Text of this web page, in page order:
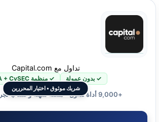
شريك موثوق • اختيار المحررين
تداول مع Capital.com
✓ بدون عمولة ✓ منظمة FCA + CySEC
+9,000 أداة تداول • منصة سهلة وحساب تجريبي مجاني.